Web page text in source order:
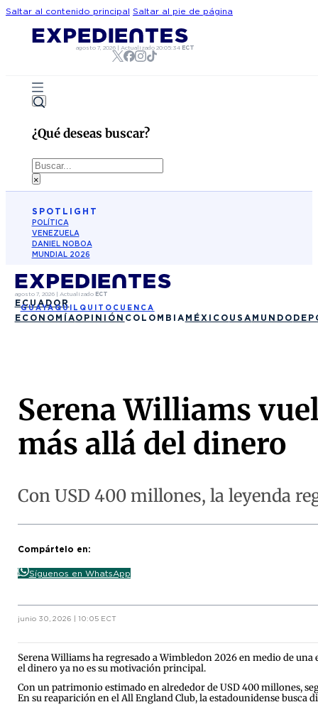
Saltar al contenido principal Saltar al pie de página
agosto 7, 2026| Actualizado 20:05:34 ECT
¿Qué deseas buscar?
Buscar
×
SPOTLIGHT
POLÍTICA
VENEZUELA
DANIEL NOBOA
MUNDIAL 2026
agosto 7, 2026| Actualizado ECT
ECUADOR
GUAYAQUIL QUITO CUENCA
ECONOMÍAOPINIÓN COLOMBIA MÉXICO USA MUNDO
Serena Williams
más allá del dinero
Con USD 400 millones, la leyenda
Compártelo en:
Síguenos en WhatsApp
junio 30, 2026 | 10:05 ECT
Serena Williams ha regresado a Wimbledon 2026 en medio de
el dinero ya no es su motivación principal.
Con un patrimonio estimado en alrededor de USD 400 millones,
En su reaparición en el All England Club, la estadounidense